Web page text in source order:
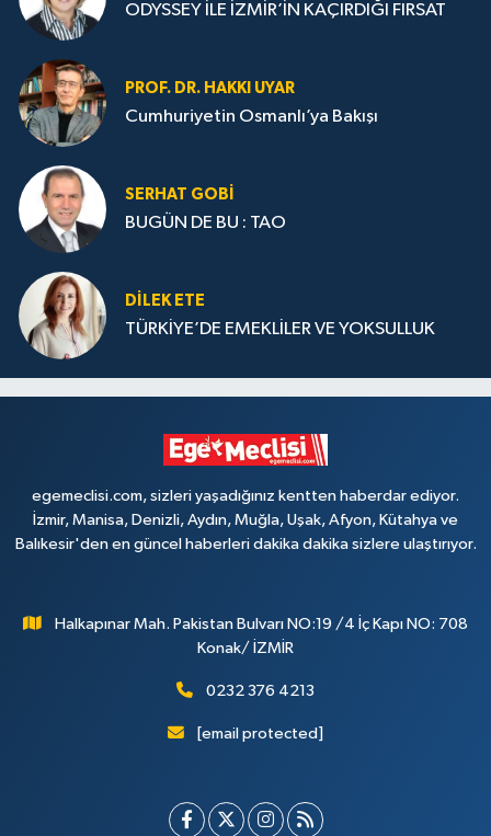
ODYSSEY İLE İZMİR’İN KAÇIRDIĞI FIRSAT
PROF. DR. HAKKI UYAR
Cumhuriyetin Osmanlı’ya Bakışı
SERHAT GOBİ
BUGÜN DE BU : TAO
DILEK ETE
TÜRKİYE’DE EMEKLİLER VE YOKSULLUK
egemeclisi.com, sizleri yaşadığınız kentten haberdar ediyor.
İzmir, Manisa, Denizli, Aydın, Muğla, Uşak, Afyon, Kütahya ve
Balıkesir'den en güncel haberleri dakika dakika sizlere ulaştırıyor.
Halkapınar Mah. Pakistan Bulvarı NO:19 /4 İç Kapı NO: 708
Konak/ İZMİR
0232 376 4213
[email protected]